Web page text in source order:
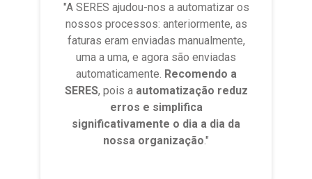
"A SERES ajudou-nos a automatizar os
nossos processos: anteriormente, as
faturas eram enviadas manualmente,
uma a uma, e agora são enviadas
automaticamente. Recomendo a
SERES, pois a automatização reduz
erros e simplifica
significativamente o dia a dia da
nossa organização."